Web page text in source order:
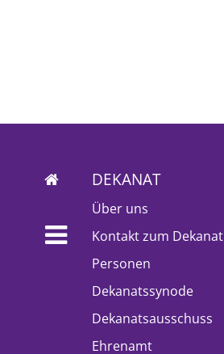
DEKANAT
Über uns
Kontakt zum Dekanat
Personen
Dekanatssynode
Dekanatsausschuss
Ehrenamt